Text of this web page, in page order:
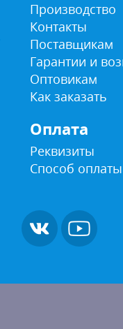
Производство
Контакты
Поставщикам
Гарантии и
Оптовикам
Как заказать
Оплата
Реквизиты
Способ оплаты